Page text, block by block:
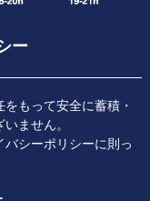
ー
もって安全に蓄積・
ません。
シーポリシーに則っ